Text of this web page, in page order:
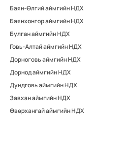
Баян-Өлгий аймгийн НДХ
Баянхонгор аймгийн НДХ
Булган аймгийн НДХ
Говь-Алтай аймгийн НДХ
Дорноговь аймгийн НДХ
Дорнод аймгийн НДХ
Дундговь аймгийн НДХ
Завхан аймгийн НДХ
Өвөрхангай аймгийн НДХ